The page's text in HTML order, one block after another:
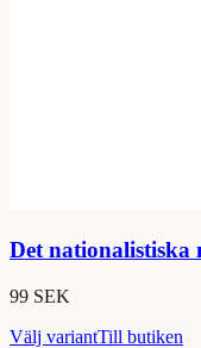
Det nationalistiska
99 SEK
Välj variantTill butiken